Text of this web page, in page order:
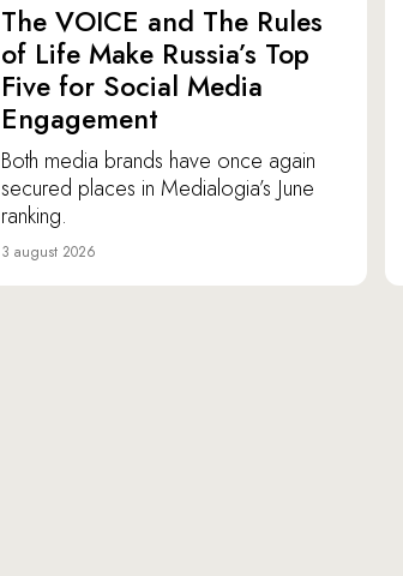
The VOICE and The Rules
of Life Make Russia’s Top
Five for Social Media
Engagement
Both media brands have once again
secured places in Medialogia’s June
ranking.
3 august 2026